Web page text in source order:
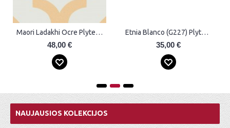
Etnia Blanco (G227) Plytelės
35,00 €
Etnia Blanco Plytelės
37,00 €
NAUJAUSIOS KOLEKCIJOS